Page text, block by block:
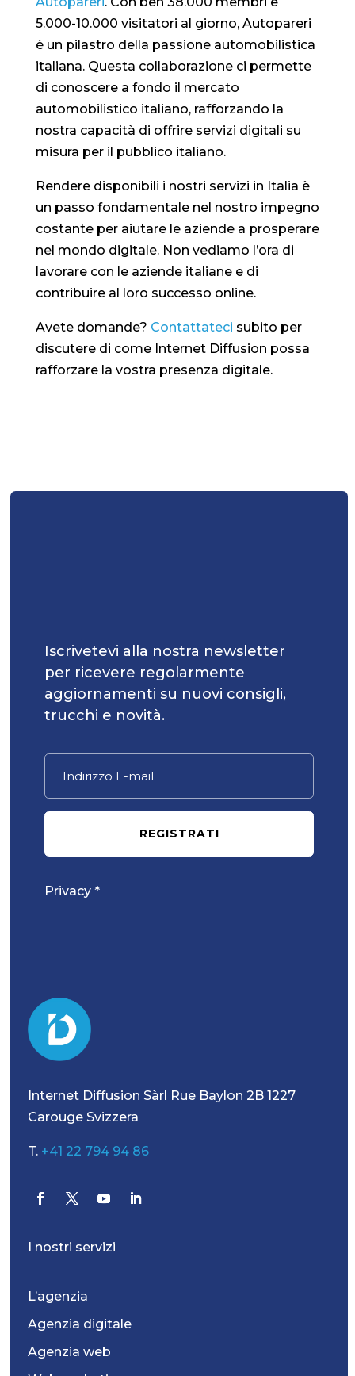
5.000-10.000 visitatori al giorno, Autopareri
è un pilastro della passione automobilistica
italiana. Questa collaborazione ci permette
di conoscere a fondo il mercato
automobilistico italiano, rafforzando la
nostra capacità di offrire servizi digitali su
misura per il pubblico italiano.
Rendere disponibili i nostri servizi in Italia è
un passo fondamentale nel nostro impegno
costante per aiutare le aziende a prosperare
nel mondo digitale. Non vediamo l’ora di
lavorare con le aziende italiane e di
contribuire al loro successo online.
Avete domande? Contattateci subito per
discutere di come Internet Diffusion possa
rafforzare la vostra presenza digitale.
Iscrivetevi alla nostra newsletter
per ricevere regolarmente
aggiornamenti su nuovi consigli,
trucchi e novità.
REGISTRATI
Privacy *
Internet Diffusion Sàrl Rue Baylon 2B 1227
Carouge Svizzera
T. +41 22 794 94 86
I nostri servizi
L’agenzia
Agenzia digitale
Agenzia web